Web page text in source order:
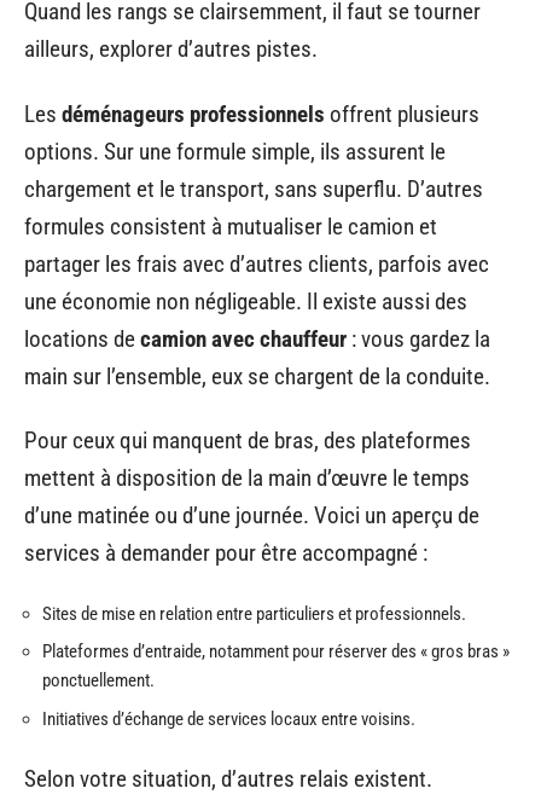
Quand les rangs se clairsemment, il faut se tourner
ailleurs, explorer d’autres pistes.
Les déménageurs professionnels offrent plusieurs
options. Sur une formule simple, ils assurent le
chargement et le transport, sans superflu. D’autres
formules consistent à mutualiser le camion et
partager les frais avec d’autres clients, parfois avec
une économie non négligeable. Il existe aussi des
locations decamion avec chauffeur : vous gardez la
main sur l’ensemble, eux se chargent de la conduite.
Pour ceux qui manquent de bras, des plateformes
mettent à disposition de la main d’œuvre le temps
d’une matinée ou d’une journée. Voici un aperçu de
services à demander pour être accompagné :
Sites de mise en relation entre particuliers et professionnels.
Plateformes d’entraide, notamment pour réserver des « gros bras »
ponctuellement.
Initiatives d’échange de services locaux entre voisins.
Selon votre situation, d’autres relais existent.